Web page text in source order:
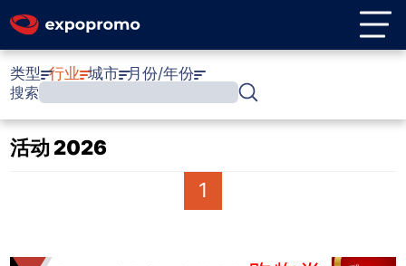
类型 行业 城市 月份/年份
搜索
活动 2026
1